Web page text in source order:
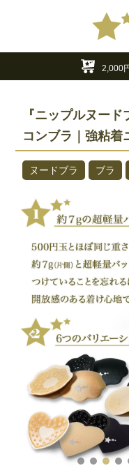
年末年始の
最大70%OFF!!
2,000
『ニップルヌー
コンブラ｜強粘着
ヌードブラ ブラ